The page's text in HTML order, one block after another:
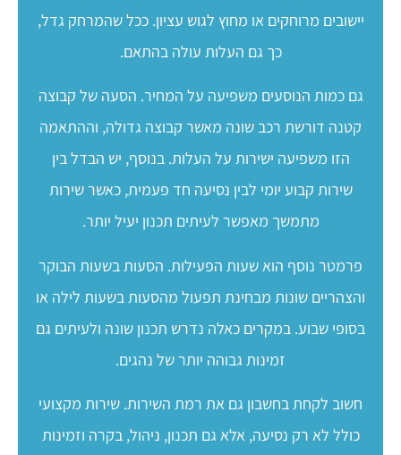
יישובים מרוחקים או מחוץ לגוש עציון. ככל שהמרחק גדל,
כך גם העלות עולה בהתאם.
גם כמות הנוסעים משפיעה על המחיר. הסעה של קבוצה
קטנה דורשת רכב שונה מאשר קבוצה גדולה, וההתאמה
הזו משפיעה ישירות על העלות. בנוסף, יש הבדל בין
שירות קבוע יומי לבין נסיעה חד פעמית, כאשר שירות
מתמשך מאפשר לעיתים תכנון יעיל יותר.
פרמטר נוסף הוא שעות הפעילות. הסעות בשעות הבוקר
והצהריים שונות מבחינת תפעול מהסעות בשעות לילה או
בסופי שבוע. במקרים כאלה נדרש תכנון שונה ולעיתים גם
זמינות גבוהה יותר של נהגים.
חשוב לקחת בחשבון גם את רמת השירות. שירות מקצועי
כולל לא רק נסיעה, אלא גם תכנון, ניהול, בקרה וזמינות